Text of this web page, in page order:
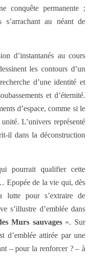
conquête permanente ;
au néant de
d’instantanés au cours
les contours d’un
d’une identité et
et d’éternité.
d’espace, comme si le
L’univers représenté
il dans la déconstruction
qualifier cette
Epopée de la vie qui, dès
lutte pour s’extraire de
s’illustre d’emblée dans
Murs sauvages ». Sur
d’emblée attirée par une
– pour la renforcer ? – à